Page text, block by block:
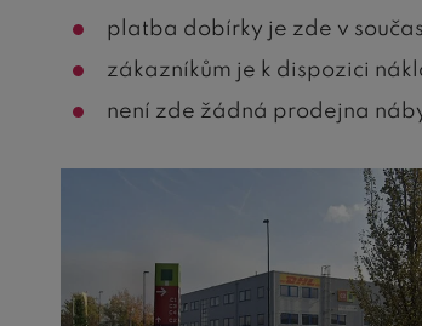
platba dobírky je zde v
zákazníkům je k dispozici
není zde žádná prodejna